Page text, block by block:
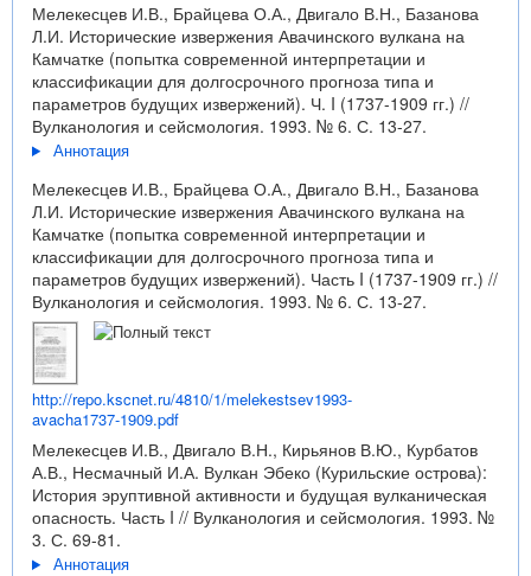
Мелекесцев И.В., Брайцева О.А., Двигало В.Н., Базанова
Л.И. Исторические извержения Авачинского вулкана на
Камчатке (попытка современной интерпретации и
классификации для долгосрочного прогноза типа и
параметров будущих извержений). Ч. I (1737-1909 гг.) //
Вулканология и сейсмология. 1993. № 6. С. 13-27.
Аннотация
Мелекесцев И.В., Брайцева О.А., Двигало В.Н., Базанова
Л.И. Исторические извержения Авачинского вулкана на
Камчатке (попытка современной интерпретации и
классификации для долгосрочного прогноза типа и
параметров будущих извержений). Часть I (1737-1909 гг.) //
Вулканология и сейсмология. 1993. № 6. С. 13-27.
http://repo.kscnet.ru/4810/1/melekestsev1993-
avacha1737-1909.pdf
Мелекесцев И.В., Двигало В.Н., Кирьянов В.Ю., Курбатов
А.В., Несмачный И.А. Вулкан Эбеко (Курильские острова):
История эруптивной активности и будущая вулканическая
опасность. Часть I // Вулканология и сейсмология. 1993. №
3. С. 69-81.
Аннотация